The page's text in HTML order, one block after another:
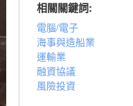
相關關鍵詞:
電腦/電子
海事與造船業
運輸業
融資協議
風險投資